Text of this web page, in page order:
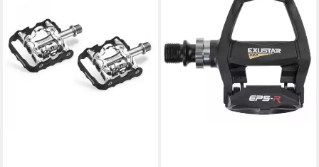
MTB-DUO-Pedale
56,25 €
in 6-7 Werktagen bei dir